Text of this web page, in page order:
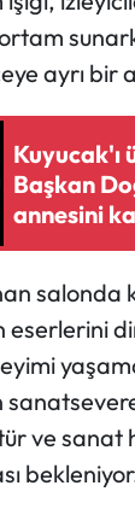
ayrı bir
Kuyucak'ı
Başkan
annesini
salonda
eserlerini
ve sanat